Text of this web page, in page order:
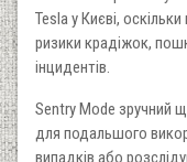
Tesla у Києві,
ризики крадіжок,
інцидентів.
Sentry Mode зручний
для подальшого
випадків або